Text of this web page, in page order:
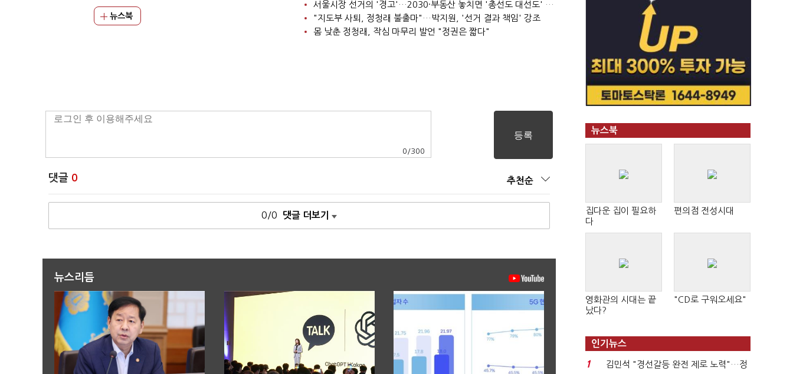
뉴스북
서울시장 선거의 '경고'…2030·부동산 놓치면 '총선도 대선도' 패배
"지도부 사퇴, 정청래 불출마"…박지원, '선거 결과 책임' 강조
몸 낮춘 정청래, 작심 마무리 발언 "정권은 짧다"
0 /300
댓글 0 추천순
0/0 댓글 더보기
뉴스리듬
뉴스북
집다운 집이 필요하
다
편의점 전성시대
영화관의 시대는 끝
났다?
"CD로 구워오세요"
인기뉴스
1
김민석 "경선갈등 완전 제로 노력"…정